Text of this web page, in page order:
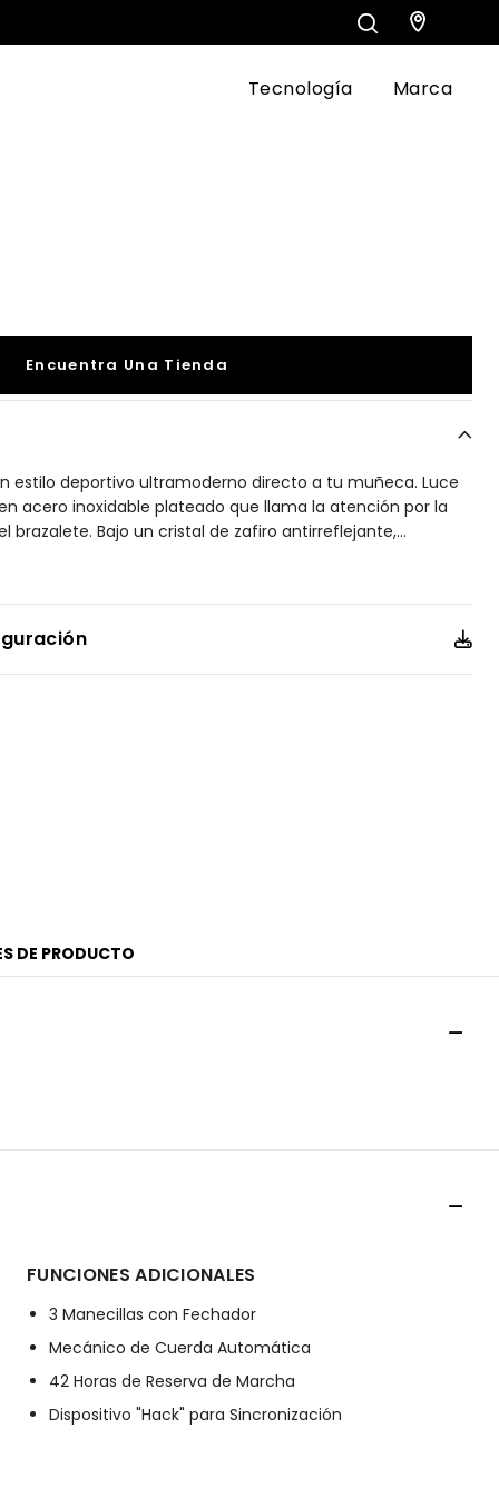
Tecnología Marca
Encuentra Una Tienda
estilo deportivo ultramoderno directo a tu muñeca. Luce
acero inoxidable plateado que llama la atención por la
brazalete. Bajo un cristal de zafiro antirreflejante,...
clásica estética. Impulsado por un movimiento
al agua de hasta 50 metros, que lo convierte en la
Calibre 8210.
DE PRODUCTO
FUNCIONES ADICIONALES
3 Manecillas con Fechador
Mecánico de Cuerda Automática
42 Horas de Reserva de Marcha
Dispositivo "Hack" para Sincronización